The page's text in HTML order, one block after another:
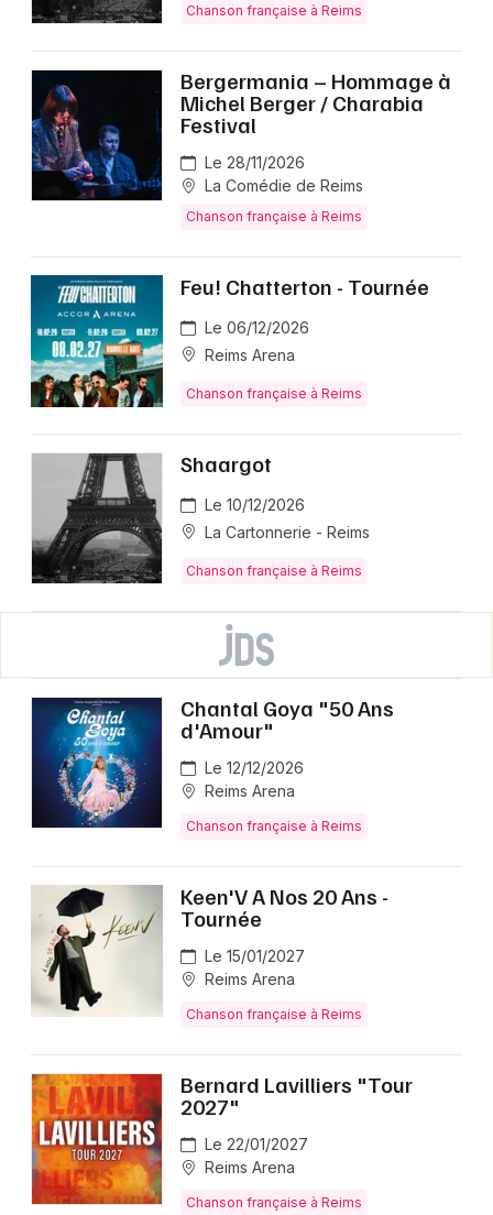
Chanson française à Reims
Bergermania – Hommage à
Michel Berger / Charabia
Festival
Le 28/11/2026
La Comédie de Reims
Chanson française à Reims
Feu! Chatterton - Tournée
Le 06/12/2026
Reims Arena
Chanson française à Reims
Shaargot
Le 10/12/2026
La Cartonnerie - Reims
Chanson française à Reims
Chantal Goya "50 Ans
d'Amour"
Le 12/12/2026
Reims Arena
Chanson française à Reims
Keen'V A Nos 20 Ans -
Tournée
Le 15/01/2027
Reims Arena
Chanson française à Reims
Bernard Lavilliers "Tour
2027"
Le 22/01/2027
Reims Arena
Chanson française à Reims